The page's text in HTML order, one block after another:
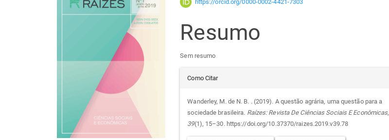
lateral
artigos
do
artigo
principal
https://orcid.org/0000-0002-4421-7303
Resumo
Sem resumo
Detalhes
do
artigo
Como Citar
Wanderley, M. de N. B. . (2019). A questão agrária, uma questão para a
sociedade brasileira. Raízes: Revista De Ciências Sociais E Econômicas,
39(1), 15–30. https://doi.org/10.37370/raizes.2019.v39.78